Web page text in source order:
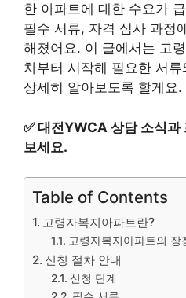
한 아파트에 대한 수요가
필수 서류, 자격 심사 과정
해졌어요. 이 글에서는 고
차부터 시작해 필요한 서
상세히 알아보도록 할게요.
✅대전YWCA 상담 소식과
보세요.
Table of Contents
고령자복지아파트란?
고령자복지아파트의 장
신청 절차 안내
신청 단계